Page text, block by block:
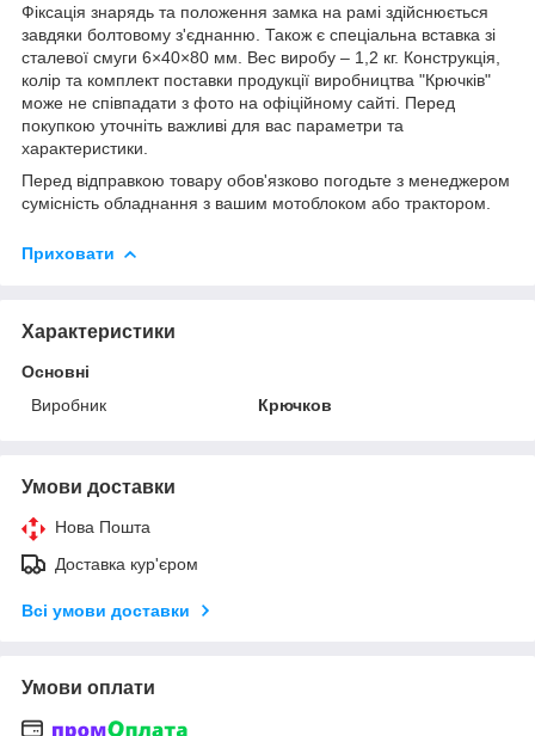
Фіксація знарядь та положення замка на рамі здійснюється
завдяки болтовому з'єднанню. Також є спеціальна вставка зі
сталевої смуги 6×40×80 мм. Вес виробу – 1,2 кг. Конструкція,
колір та комплект поставки продукції виробництва "Крючків"
може не співпадати з фото на офіційному сайті. Перед
покупкою уточніть важливі для вас параметри та
характеристики.
Перед відправкою товару обов'язково погодьте з менеджером
сумісність обладнання з вашим мотоблоком або трактором.
Приховати
Характеристики
Основні
Виробник
Крючков
Умови доставки
Нова Пошта
Доставка кур'єром
Всі умови доставки
Умови оплати